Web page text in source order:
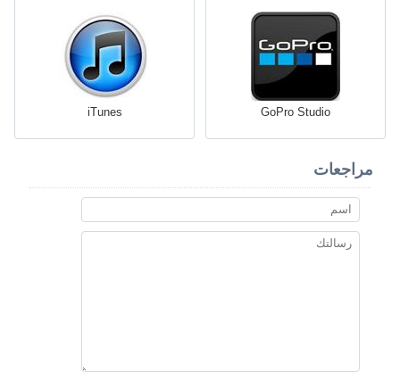
GoPro Studio
iTunes
مراجعات